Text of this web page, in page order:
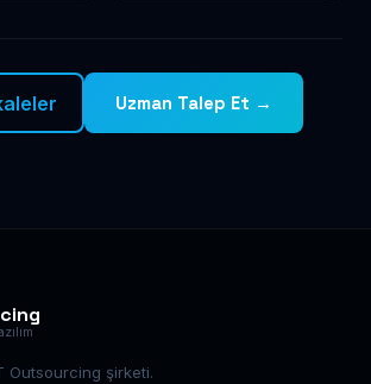
Uzman Talep Et →
Outsourcing şirketi.